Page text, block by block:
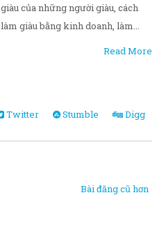
giàu của những người giàu, cách
làm giàu bằng kinh doanh, làm...
Read More
Twitter Stumble Digg
Bài đăng cũ hơn